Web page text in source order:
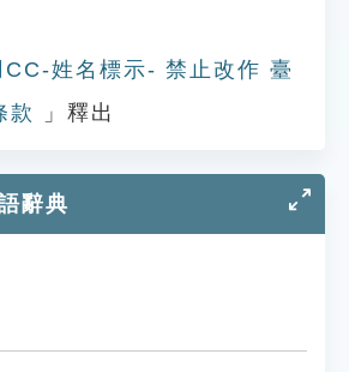
CC-姓名標示- 禁止改作 臺
款
」釋出
辭典